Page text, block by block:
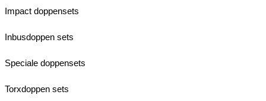
Impact doppensets
Inbusdoppen sets
Speciale doppensets
Torxdoppen sets